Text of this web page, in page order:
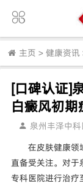
主页 > 健康资讯
[口碑认证]
白癜风初期
泉州丰泽中
在皮肤健康领
直备受关注。对
专科医院进行治疗